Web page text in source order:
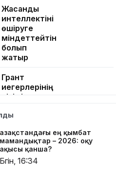
Жасанды
интеллектіні
өшіруге
міндеттейтін
болып
жатыр
Грант
иегерлерінің
тізімі
блогер
Астанада
былапыт
сөз
Қазақстандағы ең қымбат
мамандықтар – 2026: оқу
ақысы қанша?
Бүгін, 16:34